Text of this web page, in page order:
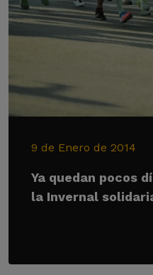
9 de Enero de 2014
Ya quedan pocos
la Invernal